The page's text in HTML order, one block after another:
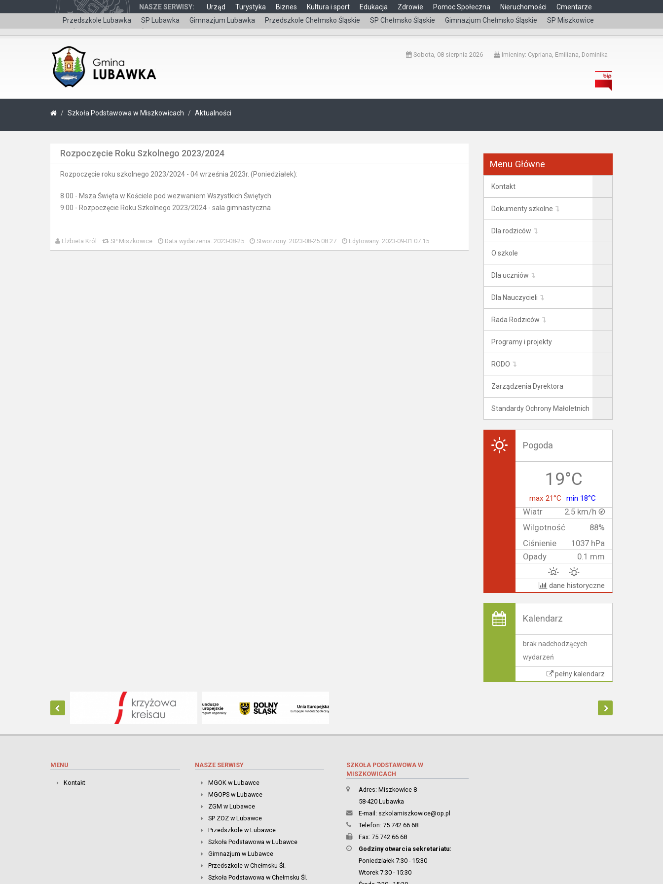
NASZE SERWISY: Urząd Turystyka Biznes Kultura i sport
Edukacja
Przedszkole Lubawka
SP Lubawka Gimnazjum Lubawka Przedszkole Chełmsko Śląskie SP Chełmsko Śląskie Gimnazjum Chełmsko Śląskie SP Miszkowice
Zdrowie Pomoc Społeczna Nieruchomości Cmentarze
Wersja dla niepełnosprawnych čeština
Sobota, 08 sierpnia 2026 Imieniny: Cypriana, Emiliana, Dominika
Szkoła Podstawowa w Miszkowicach Aktualności
Rozpoczęcie Roku Szkolnego 2023/2024
Rozpoczęcie roku szkolnego 2023/2024 - 04 września 2023r. (Poniedziałek):
8.00 - Msza Święta w Kościele pod wezwaniem Wszystkich Świętych
9.00 - Rozpoczęcie Roku Szkolnego 2023/2024 - sala gimnastyczna
Elżbieta Król SP Miszkowice Data wydarzenia: 2023-08-25 Stworzony: 2023-08-25 08:27 Edytowany: 2023-09-01 07:15
Menu Główne
Kontakt
Dokumenty szkolne
Dla rodziców
O szkole
Dla uczniów
Dla Nauczycieli
Rada Rodziców
Programy i projekty
RODO
Zarządzenia Dyrektora
Standardy Ochrony Małoletnich
Pogoda
19°C
max 21°C min 18°C
Wiatr
2.5 km/h
Wilgotność
88%
Ciśnienie
1037 hPa
Opady
0.1 mm
dane historyczne
Kalendarz
brak nadchodzących
wydarzeń
pełny kalendarz
MENU
Kontakt
NASZE SERWISY
MGOK w Lubawce
MGOPS w Lubawce
ZGM w Lubawce
SP ZOZ w Lubawce
Przedszkole w Lubawce
Szkoła Podstawowa w Lubawce
Gimnazjum w Lubawce
Przedszkole w Chełmsku Śl.
Szkoła Podstawowa w Chełmsku Śl.
SZKOŁA PODSTAWOWA W
MISZKOWICACH
Adres: Miszkowice 8
58-420 Lubawka
E-mail: szkolamiszkowice@op.pl
Telefon: 75 742 66 68
Fax: 75 742 66 68
Godziny otwarcia sekretariatu:
Poniedziałek 7:30 - 15:30
Wtorek 7:30 - 15:30